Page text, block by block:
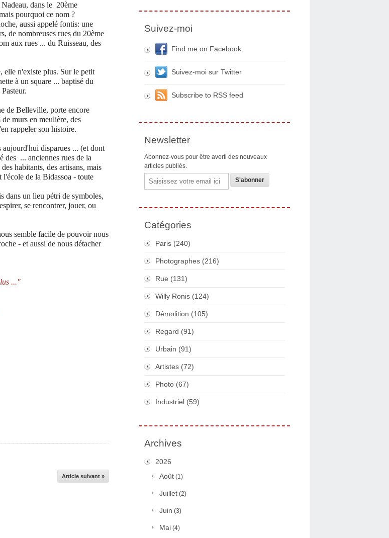
dans le 20ème
ais pourquoi ce nom ?
aussi appelé fontis: une
de nombreuses rues du 20ème
aux rues ... du Ruisseau, des
elle n'existe plus. Sur le petit
à un square ... baptisé du
de Belleville, porte encore
de murs en meulière, des
rappeler son histoire.
aujourd'hui disparues ... (et dont
des ... anciennes rues de la
habitants, des artisans, mais
l'école de la Bidassoa - toute
dans un lieu pétri de symboles,
se rencontrer, jouer, ou
semble facile de pouvoir nous
- et aussi de nous détacher
..."
Article suivant »
Suivez-moi
Find me on Facebook
Suivez-moi sur Twitter
Subscribe to RSS feed
Newsletter
Abonnez-vous pour être averti des nouveaux
articles publiés.
Email
Catégories
Paris (240)
Photographes (216)
Rue (131)
Willy Ronis (124)
Démolition (105)
Regard (91)
Urbain (91)
Artistes (72)
Photo (67)
Industriel (59)
Archives
2026
Août (1)
Juillet (2)
Juin (3)
Mai (4)